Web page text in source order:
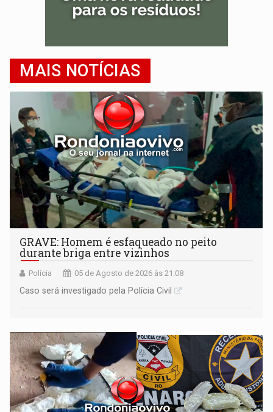
MAIS NOTÍCIAS
GRAVE: Homem é esfaqueado no peito
durante briga entre vizinhos
Polícia 05 de Agosto de 2026 às 21:08
Caso será investigado pela Polícia Civil